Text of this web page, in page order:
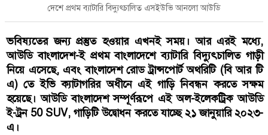
দেশে প্রথম ব্যাটারি বিদ্যুৎচালিত এসইউভি আনলো আউডি
ভবিষ্যতের জন্য প্রস্তুত হওয়ার এখনই সময়। আর এরই মধ্যে,
আউডি বাংলাদেশ-ই প্রথম বাংলাদেশে ব্যাটারি বিদ্যুৎচালিত গাড়ী
নিয়ে এসেছে, এবং বাংলাদেশ রোড ট্রান্সপোর্ট অথরিটি (বি আর টি
এ) তে ইভি ক্যাটাগরির অধীনে এই গাড়ি নিবন্ধন করতে সক্ষম
হয়েছে। আউডি বাংলাদেশ সম্পূর্ণরূপে এই অল-ইলেকট্রিক আউডি
ই-ট্রন 50 SUV, গাড়িটি উদ্বোধন করতে যাচ্ছে ২১ জানুয়ারি ২০২৩-
এ।